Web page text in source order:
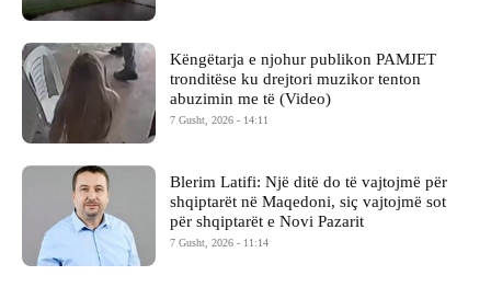
Këngëtarja e njohur publikon PAMJET
tronditëse ku drejtori muzikor tenton
abuzimin me të (Video)
7 Gusht, 2026 - 14:11
Blerim Latifi: Një ditë do të vajtojmë për
shqiptarët në Maqedoni, siç vajtojmë sot
për shqiptarët e Novi Pazarit
7 Gusht, 2026 - 11:14